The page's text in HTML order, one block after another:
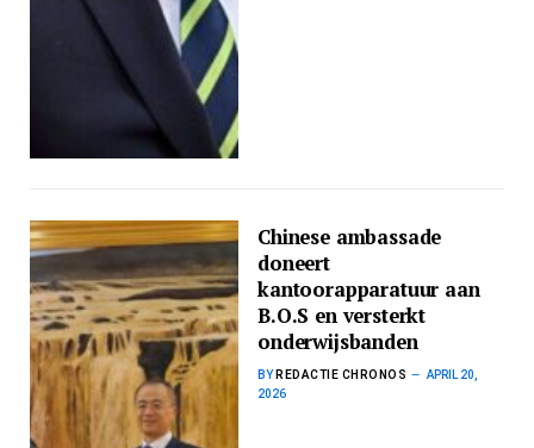
Chinese ambassade
doneert
kantoorapparatuur aan
B.O.S en versterkt
onderwijsbanden
BY REDACTIE CHRONOS
APRIL 20,
2026